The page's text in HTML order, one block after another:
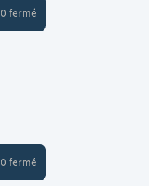
0 fermé
0 fermé